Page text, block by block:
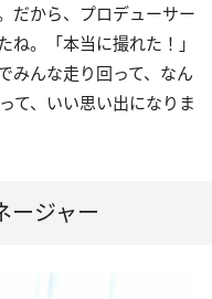
だから、プロデューサー
ね。「本当に撮れた！」
みんな走り回って、なん
て、いい思い出になりま
ージャー